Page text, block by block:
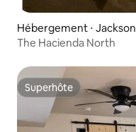
Hébergement ⋅ Jackson
The Hacienda North
Superhôte
Superhôte